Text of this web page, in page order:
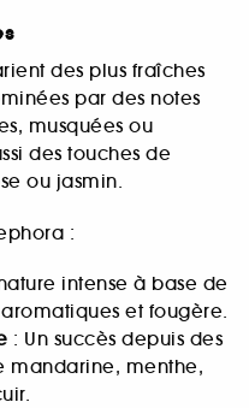
des plus fraîches
par des notes
musquées ou
des touches de
ou jasmin.
:
intense à base de
et fougère.
: Un succès depuis des
mandarine, menthe,